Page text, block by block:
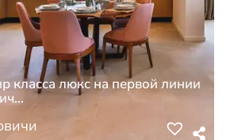
класса люкс на первой линии